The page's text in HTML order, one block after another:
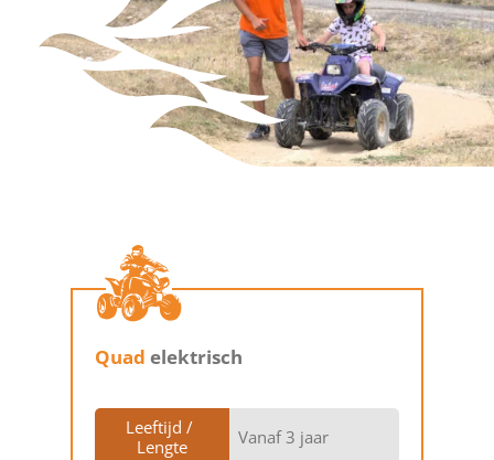
Quad elektrisch
Leeftijd /
Lengte
Vanaf 3 jaar